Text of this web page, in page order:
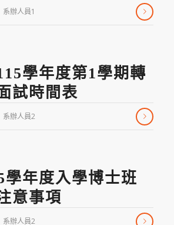
系辦人員1
學年度第1學期轉
試時間表
系辦人員2
學年度入學博士班
意事項
系辦人員2